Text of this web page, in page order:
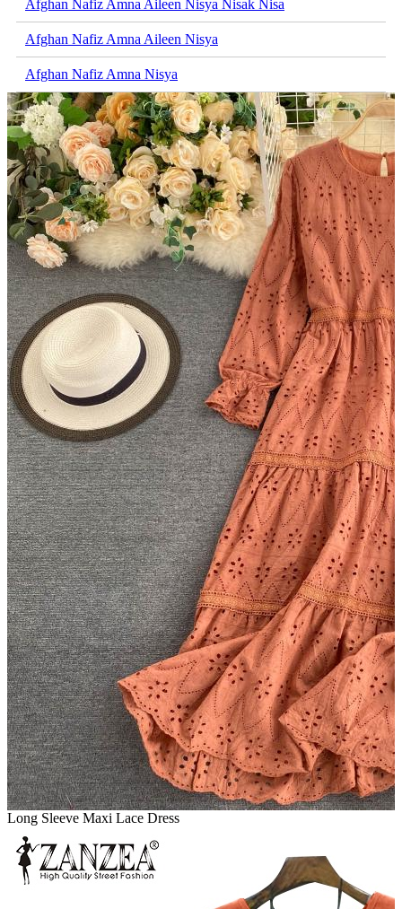
Afghan Nafiz Amna Aileen Nisya Nisak Nisa
Afghan Nafiz Amna Aileen Nisya
Afghan Nafiz Amna Nisya
Long Sleeve Maxi Lace Dress